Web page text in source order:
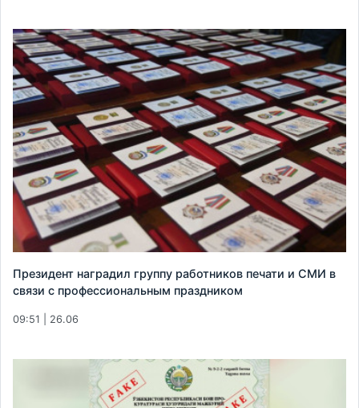
Президент наградил группу работников печати и СМИ в
связи с профессиональным праздником
09:51 | 26.06